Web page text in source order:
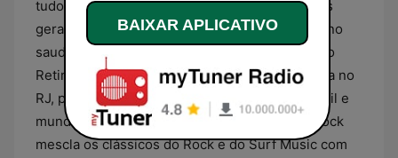
tudo agradar e levar boa musicalidade as novas
gerações bem como resgatar os casca grossa no
saudosismo a beira mar. Com sede no bairro do
Retiro, bairro da cidade litorânea de Saquarema no
RJ, propagando a cultura local para todo o Brasil e
mundo a fora via Internet, a SaquaremaSurf Rock
mescla os clássicos do Rock e do Surf Music com
BAIXAR APLICATIVO